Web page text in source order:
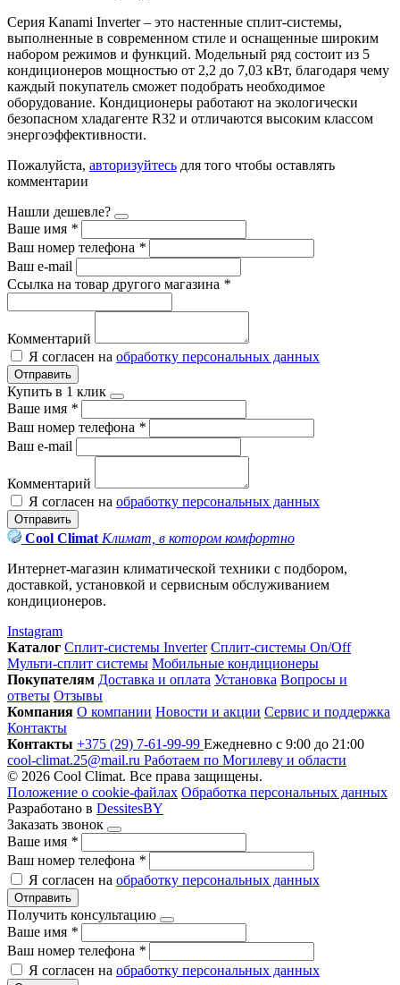
Серия Kanami Inverter – это настенные сплит-системы,
выполненные в современном стиле и оснащенные широким
набором режимов и функций. Модельный ряд состоит из 5
кондиционеров мощностью от 2,2 до 7,03 кВт, благодаря чему
каждый покупатель сможет подобрать необходимое
оборудование. Кондиционеры работают на экологически
безопасном хладагенте R32 и отличаются высоким классом
энергоэффективности.
Пожалуйста, авторизуйтесь для того чтобы оставлять
комментарии
Нашли дешевле?
Ваше имя *
Ваш номер телефона *
Ваш e-mail
Ссылка на товар другого магазина *
Комментарий
Я согласен на обработку персональных данных
Отправить
Купить в 1 клик
Ваше имя *
Ваш номер телефона *
Ваш e-mail
Комментарий
Я согласен на обработку персональных данных
Отправить
Cool Climat Климат, в котором комфортно
Интернет-магазин климатической техники с подбором,
доставкой, установкой и сервисным обслуживанием
кондиционеров.
Instagram
Каталог Сплит-системы Inverter Сплит-системы On/Off
Мульти-сплит системы Мобильные кондиционеры
Покупателям Доставка и оплата Установка Вопросы и
ответы Отзывы
Компания О компании Новости и акции Сервис и поддержка
Контакты
Контакты +375 (29) 7-61-99-99 Ежедневно с 9:00 до 21:00
cool-climat.25@mail.ru Работаем по Могилеву и области
© 2026 Cool Climat. Все права защищены.
Положение о cookie-файлах Обработка персональных данных
Разработано в DessitesBY
Заказать звонок
Ваше имя *
Ваш номер телефона *
Я согласен на обработку персональных данных
Отправить
Получить консультацию
Ваше имя *
Ваш номер телефона *
Я согласен на обработку персональных данных